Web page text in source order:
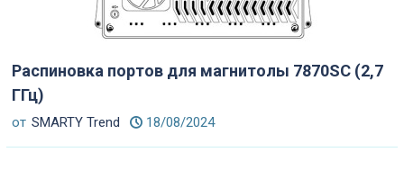
Распиновка портов для магнитолы 7870SC (2,7
ГГц)
от SMARTY Trend 18/08/2024